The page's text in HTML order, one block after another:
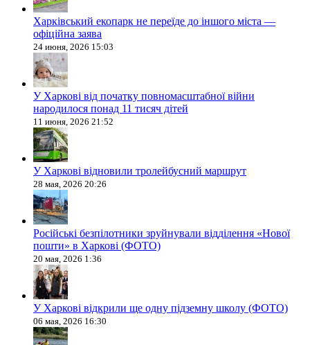
Харківський екопарк не переїде до іншого міста —
офіційна заява
24 июня, 2026 15:03
У Харкові від початку повномасштабної війни
народилося понад 11 тисяч дітей
11 июня, 2026 21:52
У Харкові відновили тролейбусний маршрут
28 мая, 2026 20:26
Російські безпілотники зруйнували відділення «Нової
пошти» в Харкові (ФОТО)
20 мая, 2026 1:36
У Харкові відкрили ще одну підземну школу (ФОТО)
06 мая, 2026 16:30